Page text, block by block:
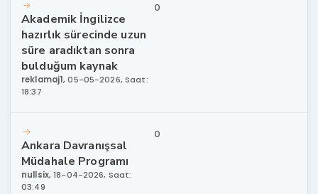
Akademik İngilizce
hazırlık sürecinde uzun
süre aradıktan sonra
bulduğum kaynak
reklamaj1,05-05-2026, Saat:
18:37
0
Ankara Davranışsal
Müdahale Programı
nullsix,18-04-2026, Saat:
03:49
0